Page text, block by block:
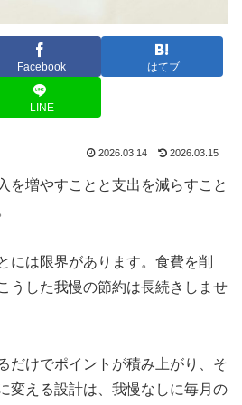
Facebook はてブ
LINE
2026.03.14 2026.03.15
を増やすことと支出を減らすこと
には限界があります。食費を削
うした我慢の節約は長続きしませ
だけでポイントが積み上がり、そ
変える設計は、我慢なしに毎月の